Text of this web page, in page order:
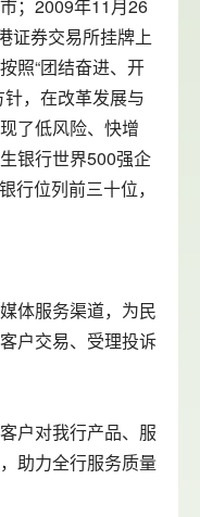
；2009年11月26
证券交易所挂牌上
照“团结奋进、开
，在改革发展与
了低风险、快增
银行世界500强企
行位列前三十位，
体服务渠道，为民
户交易、受理投诉
户对我行产品、服
助力全行服务质量